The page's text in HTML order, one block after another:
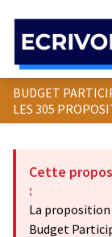
BUDGET
LES 305
Cette
:
La proposition
Budget